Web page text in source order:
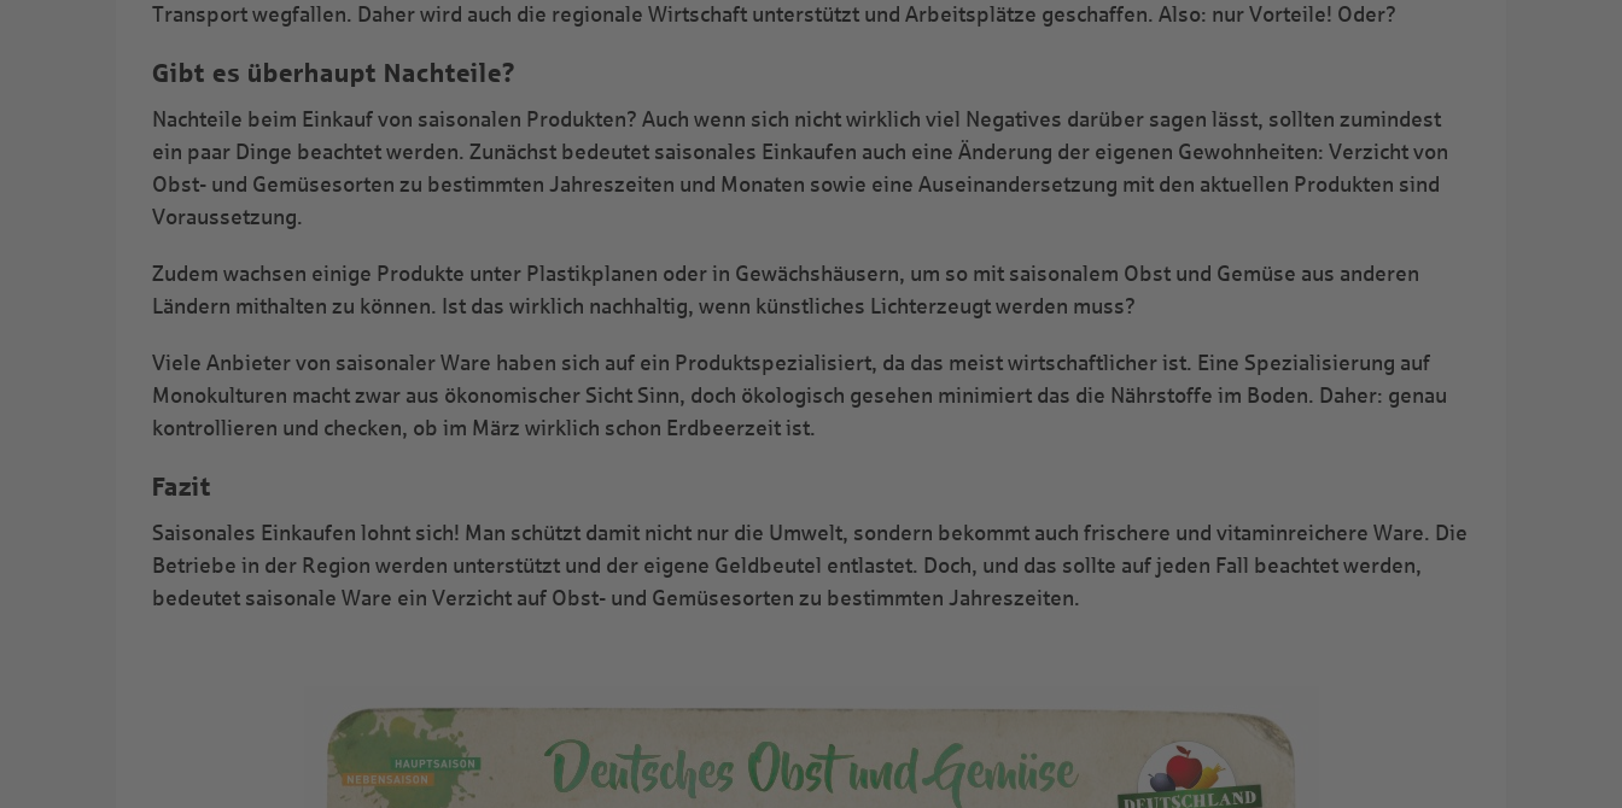
Transport wegfallen. Daher wird auch die regionale Wirtschaft unterstützt und Arbeitsplätze geschaffen. Also: nur Vorteile! Oder?
Gibt es überhaupt Nachteile?
Nachteile beim Einkauf von saisonalen Produkten? Auch wenn sich nicht wirklich viel Negatives darüber sagen lässt, sollten zumindest
ein paar Dinge beachtet werden. Zunächst bedeutet saisonales Einkaufen auch eine Änderung der eigenen Gewohnheiten: Verzicht von
Obst- und Gemüsesorten zu bestimmten Jahreszeiten und Monaten sowie eine Auseinandersetzung mit den aktuellen Produkten sind
Voraussetzung.
Zudem wachsen einige Produkte unter Plastikplanen oder in Gewächshäusern, um so mit saisonalem Obst und Gemüse aus anderen
Ländern mithalten zu können. Ist das wirklich nachhaltig, wenn künstliches Lichterzeugt werden muss?
Viele Anbieter von saisonaler Ware haben sich auf ein Produktspezialisiert, da das meist wirtschaftlicher ist. Eine Spezialisierung auf
Monokulturen macht zwar aus ökonomischer Sicht Sinn, doch ökologisch gesehen minimiert das die Nährstoffe im Boden. Daher: genau
kontrollieren und checken, ob im März wirklich schon Erdbeerzeit ist.
Fazit
Saisonales Einkaufen lohnt sich! Man schützt damit nicht nur die Umwelt, sondern bekommt auch frischere und vitaminreichere Ware. Die
Betriebe in der Region werden unterstützt und der eigene Geldbeutel entlastet. Doch, und das sollte auf jeden Fall beachtet werden,
bedeutet saisonale Ware ein Verzicht auf Obst- und Gemüsesorten zu bestimmten Jahreszeiten.